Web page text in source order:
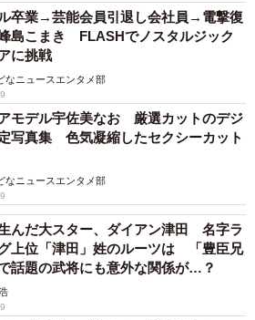
卒業→芸能会員引退し会社員→電撃復
島こまき FLASHでノスタルジック
に挑戦
なニュースエンタメ部
モデル宇佐美なお 厳選カットのデジ
写真集 色気凝縮したセクシーカット
なニュースエンタメ部
んだ大スター、ダイアン津田 名字ラ
上位「津田」姓のルーツは 「豊臣兄
話題の武将にも意外な関係が…？